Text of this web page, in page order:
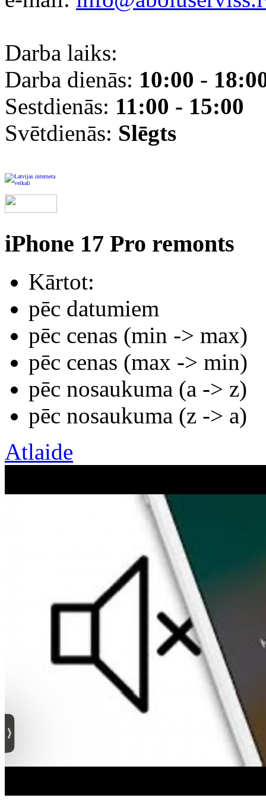
Darba laiks:
Darba dienās: 10:00 -
Sestdienās: 11:00 - 15:00
Svētdienās: Slēgts
iPhone 17 Pro remonts
Kārtot:
pēc datumiem
pēc cenas (min -> max)
pēc cenas (max -> min)
pēc nosaukuma (а -> z)
pēc nosaukuma (z -> а)
Atlaide